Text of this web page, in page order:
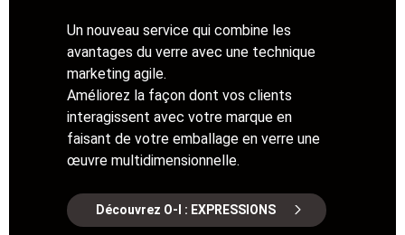
Un nouveau service qui combine les
avantages du verre avec une technique
marketing agile.
Améliorez la façon dont vos clients
interagissent avec votre marque en
faisant de votre emballage en verre une
œuvre multidimensionnelle.
Découvrez O-I : EXPRESSIONS